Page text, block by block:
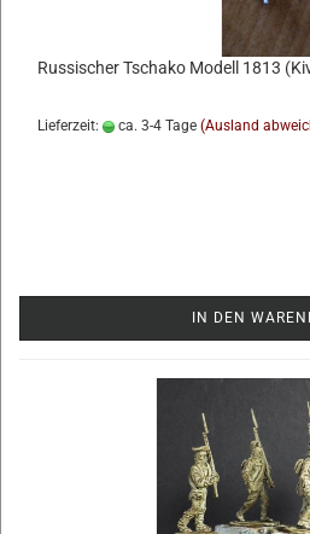
Russischer Tschako Modell 1813
Lieferzeit: ca. 3-4 Tage (Ausland
IN DEN